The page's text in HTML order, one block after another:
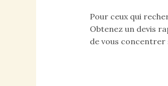
Pour ceux qui
Obtenez un devis
de vous